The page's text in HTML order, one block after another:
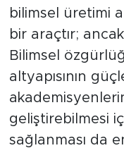
bilimsel üretimi
bir araçtır;
Bilimsel
altyapısının
geliştirebilmesi
sağlanması da